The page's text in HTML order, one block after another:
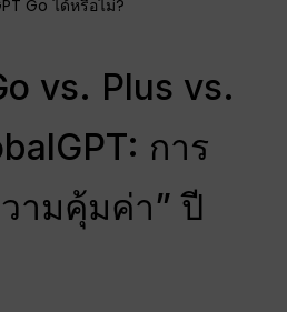
vs. Plus vs.
การ
ามคุ้มค่า” ปี